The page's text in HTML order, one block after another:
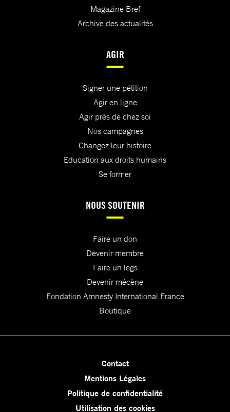
Magazine Bref
Archive des actualités
AGIR
Signer une pétition
Agir en ligne
Agir près de chez soi
Nos campagnes
Changez leur histoire
Education aux droits humains
Se former
NOUS SOUTENIR
Faire un don
Devenir membre
Faire un legs
Devenir mécène
Fondation Amnesty International France
Boutique
Contact
Mentions Légales
Politique de confidentialité
Utilisation des cookies